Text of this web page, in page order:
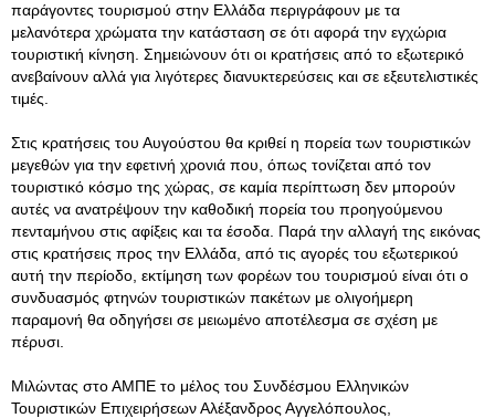
παράγοντες τουρισμού στην Ελλάδα περιγράφουν με τα
μελανότερα χρώματα την κατάσταση σε ότι αφορά την εγχώρια
τουριστική κίνηση. Σημειώνουν ότι οι κρατήσεις από το εξωτερικό
ανεβαίνουν αλλά για λιγότερες διανυκτερεύσεις και σε εξευτελιστικές
τιμές.
Στις κρατήσεις του Αυγούστου θα κριθεί η πορεία των τουριστικών
μεγεθών για την εφετινή χρονιά που, όπως τονίζεται από τον
τουριστικό κόσμο της χώρας, σε καμία περίπτωση δεν μπορούν
αυτές να ανατρέψουν την καθοδική πορεία του προηγούμενου
πενταμήνου στις αφίξεις και τα έσοδα. Παρά την αλλαγή της εικόνας
στις κρατήσεις προς την Ελλάδα, από τις αγορές του εξωτερικού
αυτή την περίοδο, εκτίμηση των φορέων του τουρισμού είναι ότι ο
συνδυασμός φτηνών τουριστικών πακέτων με ολιγοήμερη
παραμονή θα οδηγήσει σε μειωμένο αποτέλεσμα σε σχέση με
πέρυσι.
Μιλώντας στο ΑΜΠΕ το μέλος του Συνδέσμου Ελληνικών
Τουριστικών Επιχειρήσεων Αλέξανδρος Αγγελόπουλος,